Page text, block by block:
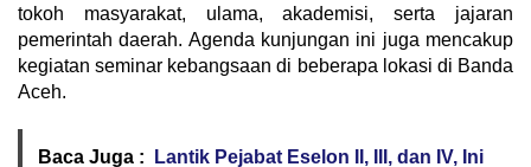
tokoh masyarakat, ulama, akademisi, serta jajaran
pemerintah daerah. Agenda kunjungan ini juga mencakup
kegiatan seminar kebangsaan di beberapa lokasi di Banda
Aceh.
Baca Juga :
Lantik Pejabat Eselon II, III, dan IV, Ini